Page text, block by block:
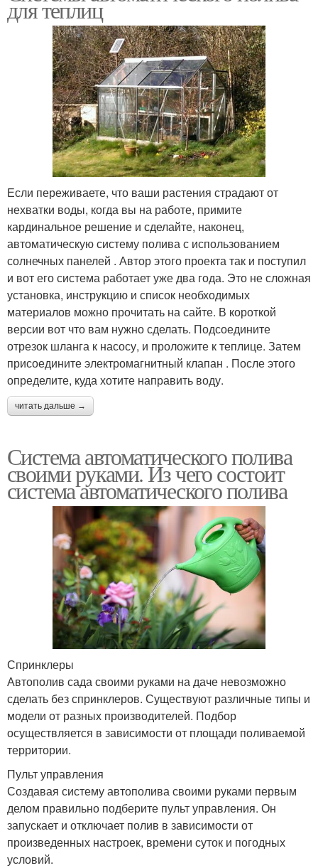
для теплиц
Если переживаете, что ваши растения страдают от
нехватки воды, когда вы на работе, примите
кардинальное решение и сделайте, наконец,
автоматическую систему полива с использованием
солнечных панелей . Автор этого проекта так и поступил
и вот его система работает уже два года. Это не сложная
установка, инструкцию и список необходимых
материалов можно прочитать на сайте. В короткой
версии вот что вам нужно сделать. Подсоедините
отрезок шланга к насосу, и проложите к теплице. Затем
присоедините электромагнитный клапан . После этого
определите, куда хотите направить воду.
читать дальше →
Система автоматического полива
своими руками. Из чего состоит
система автоматического полива
Спринклеры
Автополив сада своими руками на даче невозможно
сделать без спринклеров. Существуют различные типы и
модели от разных производителей. Подбор
осуществляется в зависимости от площади поливаемой
территории.
Пульт управления
Создавая систему автополива своими руками первым
делом правильно подберите пульт управления. Он
запускает и отключает полив в зависимости от
произведенных настроек, времени суток и погодных
условий.